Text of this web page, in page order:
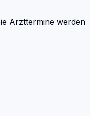
Arzttermine werden